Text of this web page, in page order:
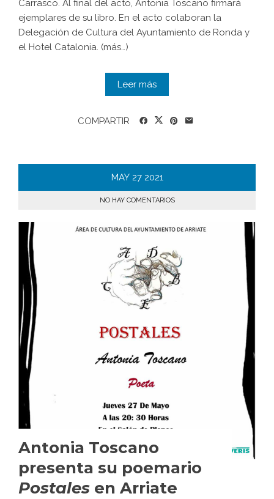
Carrasco. Al final del acto, Antonia Toscano firmará
ejemplares de su libro. En el acto colaboran la
Delegación de Cultura del Ayuntamiento de Ronda y
el Hotel Catalonia. (más…)
Leer más
COMPARTIR
MAY 27 2021
NO HAY COMENTARIOS
Antonia Toscano
presenta su poemario
Postales en Arriate